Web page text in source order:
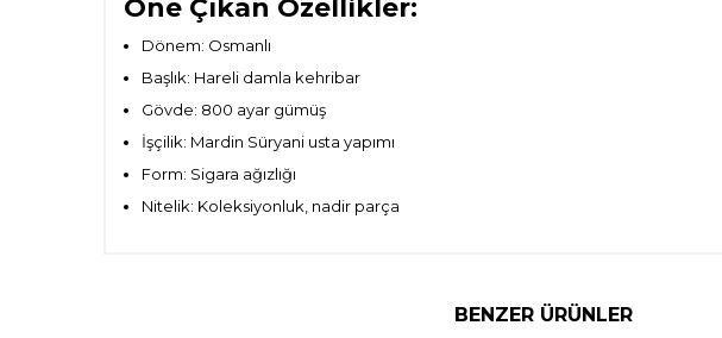
Öne Çıkan Özellikler:
Dönem: Osmanlı
Başlık: Hareli damla kehribar
Gövde: 800 ayar gümüş
İşçilik: Mardin Süryani usta yapımı
Form: Sigara ağızlığı
Nitelik: Koleksiyonluk, nadir parça
BENZER ÜRÜNLER